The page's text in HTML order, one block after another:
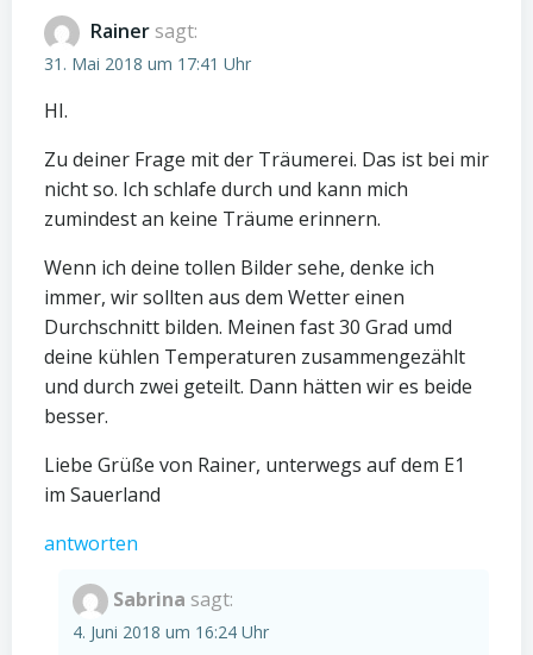
Rainer sagt:
31. Mai 2018 um 17:41 Uhr
HI.
Zu deiner Frage mit der Träumerei. Das ist bei mir
nicht so. Ich schlafe durch und kann mich
zumindest an keine Träume erinnern.
Wenn ich deine tollen Bilder sehe, denke ich
immer, wir sollten aus dem Wetter einen
Durchschnitt bilden. Meinen fast 30 Grad umd
deine kühlen Temperaturen zusammengezählt
und durch zwei geteilt. Dann hätten wir es beide
besser.
Liebe Grüße von Rainer, unterwegs auf dem E1
im Sauerland
antworten
Sabrina sagt:
4. Juni 2018 um 16:24 Uhr